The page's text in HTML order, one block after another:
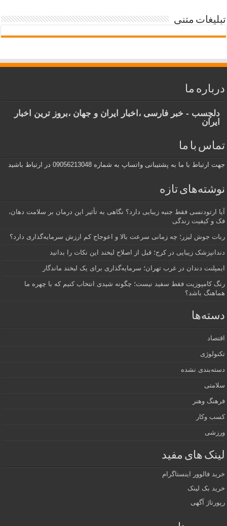
تبلیغات متنی
درباره ما
دلچسب - خبر فارسی ،اخبار ایران و جهان ،بروز ترین اخبار
ایران
تماس با ما
جهت ارتباط با ما به پشتیبانی واتساپ به شماره 09056213048 در ارتباط باشید
نوشته‌های تازه
آیا ارتودنسی فقط جنبه زیبایی دارد؟ نگاهی به تأثیر این درمان بر سلامت دهان،
فک و کیفیت زندگی
ربات جوش لیزر؛ چه زمانی سرعت بالا و اعوجاج کم ارزش سرمایه‌گذاری دارد؟
دندانپزشک زیبایی در کرج؛ قبل از اصلاح لبخند این نکات را بدانید
ایمپلنت دندان در غرب تهران؛ سرمایه‌گذاری برای یک لبخند ماندگار
رنگ کامپوزیت فقط سفید نیست؛ چگونه شیدی انتخاب کنیم که با چهره ما
هماهنگ باشد؟
دسته‌ها
اقتصاد
تکنولوژی
دسته‌بندی نشده
سلامتی
فرهنگ وهنر
کسب وکار
ورزشی
لینک های مفید
خرید فالوور اینستاگرام
خرید بک لینک
رپورتاژ آگهی